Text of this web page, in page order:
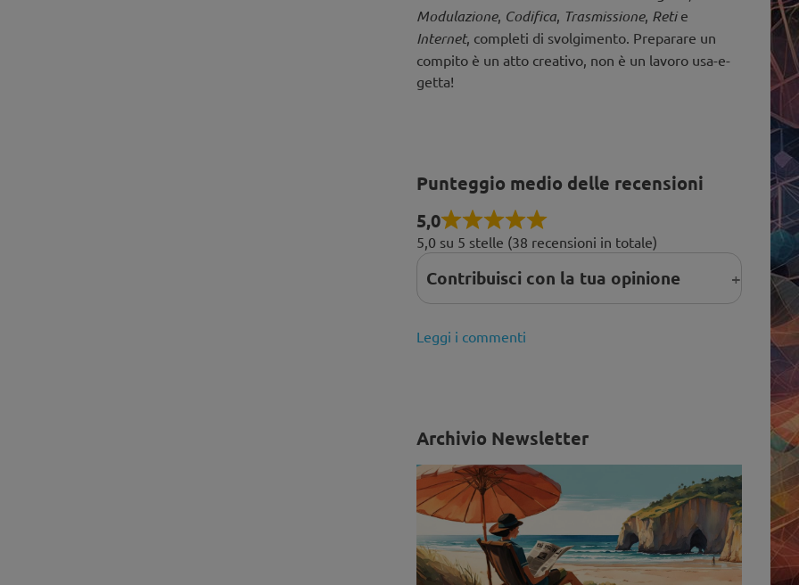
Modulazione, Codifica Trasmissione, Retie
Internet, completi di svolgimento. Preparare un
compito è un atto creativo, non è un lavoro usa-e-
getta!
Punteggio medio delle recensioni
5,0
5,0 su 5 stelle (38 recensioni in totale)
Contribuisci con la tua opinione
Leggi i commenti
Archivio Newsletter